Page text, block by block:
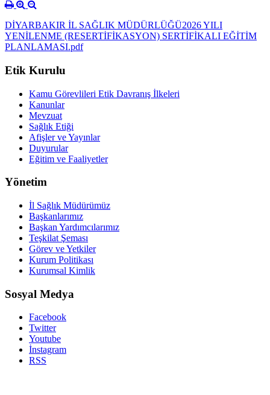
DİYARBAKIR İL SAĞLIK MÜDÜRLÜĞÜ2026 YILI
YENİLENME (RESERTİFİKASYON) SERTİFİKALI EĞİTİM
PLANLAMASI.pdf
Etik Kurulu
Kamu Görevlileri Etik Davranış İlkeleri
Kanunlar
Mevzuat
Sağlık Etiği
Afişler ve Yayınlar
Duyurular
Eğitim ve Faaliyetler
Yönetim
İl Sağlık Müdürümüz
Başkanlarımız
Başkan Yardımcılarımız
Teşkilat Şeması
Görev ve Yetkiler
Kurum Politikası
Kurumsal Kimlik
Sosyal Medya
Facebook
Twitter
Youtube
İnstagram
RSS